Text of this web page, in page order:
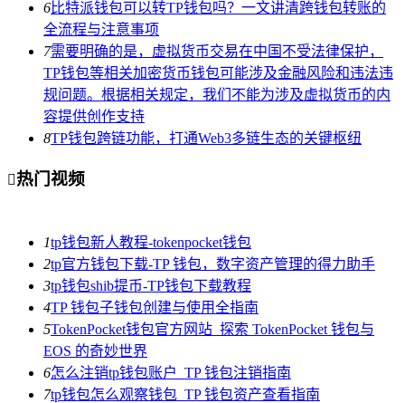
6比特派钱包可以转TP钱包吗？一文讲清跨钱包转账的
全流程与注意事项
7需要明确的是，虚拟货币交易在中国不受法律保护，
TP钱包等相关加密货币钱包可能涉及金融风险和违法违
规问题。根据相关规定，我们不能为涉及虚拟货币的内
容提供创作支持
8TP钱包跨链功能，打通Web3多链生态的关键枢纽
热门视频
1tp钱包新人教程-tokenpocket钱包
2tp官方钱包下载-TP 钱包，数字资产管理的得力助手
3tp钱包shib提币-TP钱包下载教程
4TP 钱包子钱包创建与使用全指南
5TokenPocket钱包官方网站_探索 TokenPocket 钱包与
EOS 的奇妙世界
6怎么注销tp钱包账户_TP 钱包注销指南
7tp钱包怎么观察钱包_TP 钱包资产查看指南